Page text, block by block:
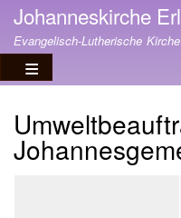
Johanneskirche
Evangelisch-Lutherische